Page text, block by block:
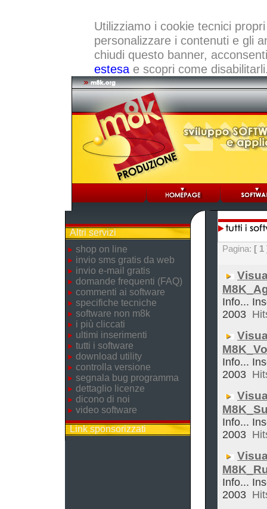
Utilizziamo i cookie tecnici
personalizzare i contenuti e gli
chiudi questo banner,
estesae scopri come
Altri servizi
shop on line
invio sms gratis da web
invio e-mail gratis
domande frequenti (FAQ)
commenti ai software
specifiche tecniche
software non m8k
i più cliccati
ultimi inserimenti
tutti i software
download utility
controlla versione
segnala bug programma
dettaglio licenze
dicono di noi
video software
Link sponsorizzati
Pagina: [ 1
Info...
2003
Info...
2003
Info...
2003
Info...
2003